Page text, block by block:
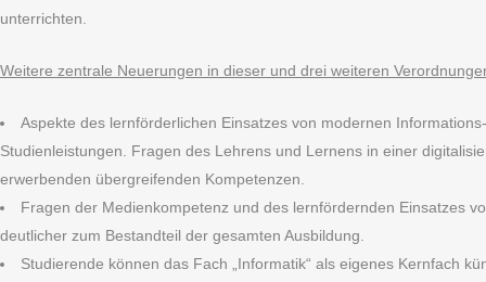
unterrichten.
Weitere zentrale Neuerungen in dieser und drei weiteren
Aspekte des lernförderlichen Einsatzes von modernen
Studienleistungen. Fragen des Lehrens und Lernens in einer
erwerbenden übergreifenden Kompetenzen.
Fragen der Medienkompetenz und des lernfördernden Einsatzes
deutlicher zum Bestandteil der gesamten Ausbildung.
Studierende können das Fach „Informatik“ als eigenes Kernfach